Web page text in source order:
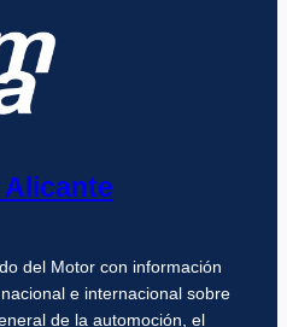
del Motor con información
e internacional sobre
de la automoción, el